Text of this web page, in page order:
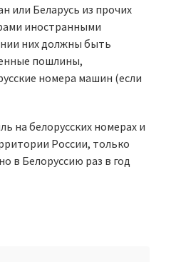
или Беларусь из прочих
иностранными
них должны быть
пошлины,
номера машин (если
на белорусских номерах и
России, только
в Белоруссию раз в год